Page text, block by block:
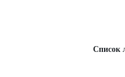
Список